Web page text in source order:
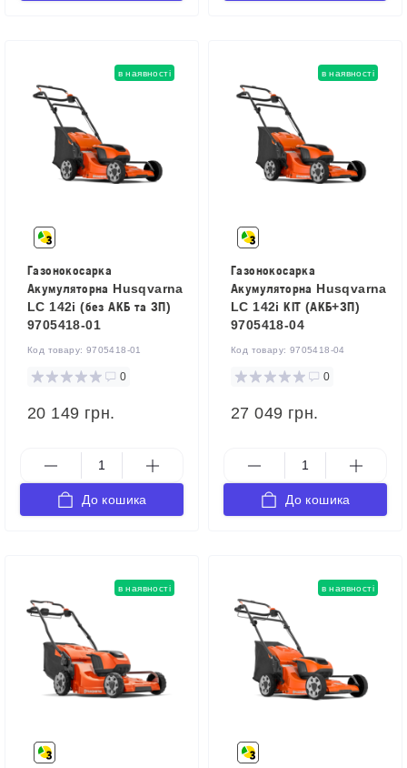
в наявності
Газонокосарка
Акумуляторна Husqvarna
LC 142i (без АКБ та ЗП)
9705418-01
Код товару: 9705418-01
0
20 149 грн.
До кошика
в наявності
Газонокосарка
Акумуляторна Husqvarna
LC 142i КІТ (АКБ+ЗП)
9705418-04
Код товару: 9705418-04
0
27 049 грн.
До кошика
в наявності в наявності